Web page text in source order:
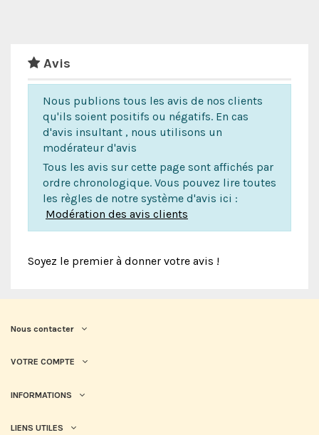
Avis
Nous publions tous les avis de nos clients
qu'ils soient positifs ou négatifs. En cas
d'avis insultant , nous utilisons un
modérateur d'avis
Tous les avis sur cette page sont affichés par
ordre chronologique. Vous pouvez lire toutes
les règles de notre système d'avis ici :
Modération des avis clients
Soyez le premier à donner votre avis !
Nous contacter
VOTRE COMPTE
INFORMATIONS
LIENS UTILES